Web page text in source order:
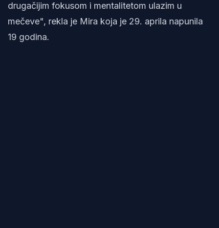
drugačijim fokusom i mentalitetom ulazim u
mečeve", rekla je Mira koja je 29. aprila napunila
19 godina.